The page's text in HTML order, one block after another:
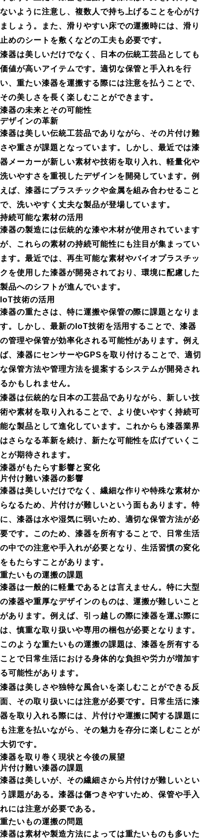
ないように注意し、複数人で持ち上げることを心がけ
ましょう。また、滑りやすい床での運搬時には、滑り
止めのシートを敷くなどの工夫も必要です。
漆器は美しいだけでなく、日本の伝統工芸品としても
価値が高いアイテムです。適切な保管と手入れを行
い、重たい漆器を運搬する際には注意を払うことで、
その美しさを長く楽しむことができます。
漆器の未来とその可能性
デザインの革新
漆器は美しい伝統工芸品でありながら、その片付け難
さや重さが課題となっています。しかし、最近では漆
器メーカーが新しい素材や技術を取り入れ、軽量化や
洗いやすさを重視したデザインを開発しています。例
えば、漆器にプラスチックや金属を組み合わせること
で、洗いやすく丈夫な製品が登場しています。
持続可能な素材の活用
漆器の製造には伝統的な漆や木材が使用されています
が、これらの素材の持続可能性にも注目が集まってい
ます。最近では、再生可能な素材やバイオプラスチッ
クを使用した漆器が開発されており、環境に配慮した
製品へのシフトが進んでいます。
IoT技術の活用
漆器の重たさは、特に運搬や保管の際に課題となりま
す。しかし、最新のIoT技術を活用することで、漆器
の管理や保管が効率化される可能性があります。例え
ば、漆器にセンサーやGPSを取り付けることで、適切
な保管方法や管理方法を提案するシステムが開発され
るかもしれません。
漆器は伝統的な日本の工芸品でありながら、新しい技
術や素材を取り入れることで、より使いやすく持続可
能な製品として進化しています。これからも漆器業界
はさらなる革新を続け、新たな可能性を広げていくこ
とが期待されます。
漆器がもたらす影響と変化
片付け難い漆器の影響
漆器は美しいだけでなく、繊細な作りや特殊な素材か
らなるため、片付けが難しいという面もあります。特
に、漆器は水や湿気に弱いため、適切な保管方法が必
要です。このため、漆器を所有することで、日常生活
の中での注意や手入れが必要となり、生活習慣の変化
をもたらすことがあります。
重たいもの運搬の課題
漆器は一般的に軽量であるとは言えません。特に大型
の漆器や重厚なデザインのものは、運搬が難しいこと
があります。例えば、引っ越しの際に漆器を運ぶ際に
は、慎重な取り扱いや専用の梱包が必要となります。
このような重たいもの運搬の課題は、漆器を所有する
ことで日常生活における身体的な負担や労力が増加す
る可能性があります。
漆器は美しさや独特な風合いを楽しむことができる反
面、その取り扱いには注意が必要です。日常生活に漆
器を取り入れる際には、片付けや運搬に関する課題に
も注意を払いながら、その魅力を存分に楽しむことが
大切です。
漆器を取り巻く現状と今後の展望
片付け難い漆器の課題
漆器は美しいが、その繊細さから片付けが難しいとい
う課題がある。漆器は傷つきやすいため、保管や手入
れには注意が必要である。
重たいもの運搬の問題
漆器は素材や製造方法によっては重たいものも多いた